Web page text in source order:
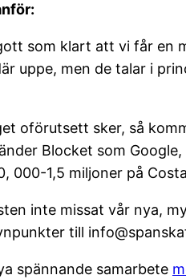
som klart att vi får en
uppe, men de talar i
oförutsett sker, så
Blocket som
000-1,5 miljoner på
inte missat vår nya,
till
spännande samarbete